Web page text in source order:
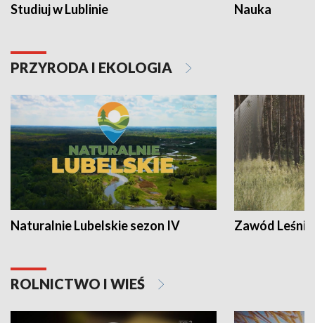
Studiuj w Lublinie Nauka
PRZYRODA I EKOLOGIA
Naturalnie Lubelskie sezon IV Zawód Leśnik
ROLNICTWO I WIEŚ